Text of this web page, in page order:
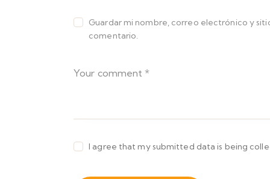
Guardar mi nombre, correo electrónico y
comentario.
I agree that my submitted data is being